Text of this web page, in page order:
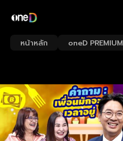
หน้าหลัก oneD PREMIUM